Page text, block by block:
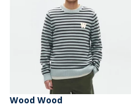
Wood Wood